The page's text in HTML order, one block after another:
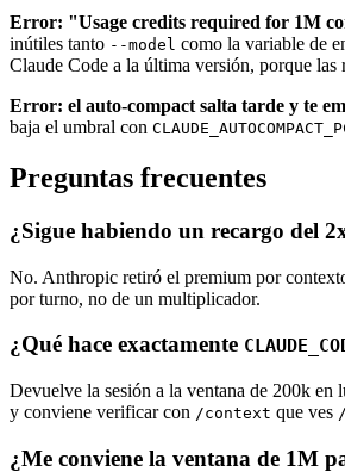
Error: "Usage credits required for 1M
inútiles tanto --model como la variable de
Claude Code a la última versión, porque las
Error: el auto-compact salta tarde y te
baja el umbral con
Preguntas frecuentes
¿Sigue habiendo un recargo del
No. Anthropic retiró el premium por
por turno, no de un multiplicador.
¿Qué hace exactamente
Devuelve la sesión a la ventana de 200k en
y conviene verificar con /context que ves
¿Me conviene la ventana de 1M